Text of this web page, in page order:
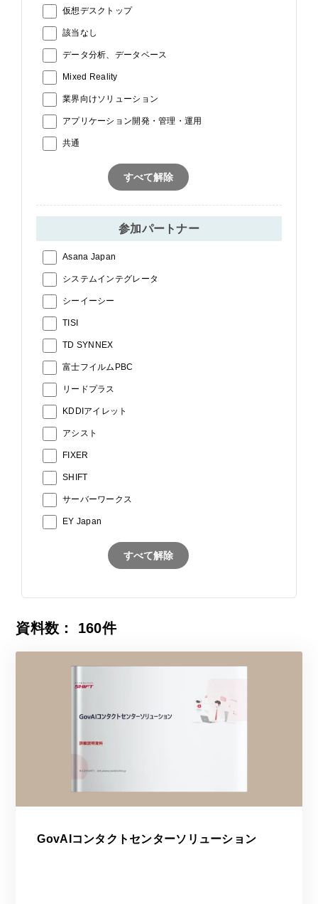
仮想デスクトップ
該当なし
データ分析、データベース
Mixed Reality
業界向けソリューション
アプリケーション開発・管理・運用
共通
すべて解除
参加パートナー
Asana Japan
システムインテグレータ
シーイーシー
TISI
TD SYNNEX
富士フイルムPBC
リードプラス
KDDIアイレット
アシスト
FIXER
SHIFT
サーバーワークス
EY Japan
すべて解除
資料数： 160件
GovAIコンタクトセンターソリューション